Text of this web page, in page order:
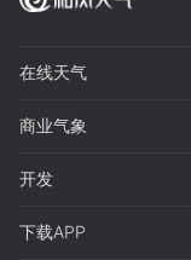
在线天气
商业气象
开发
下载APP